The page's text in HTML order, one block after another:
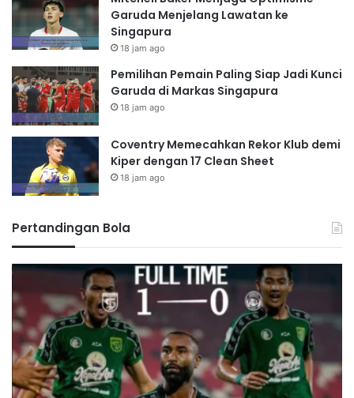
Garuda Menjelang Lawatan ke
Singapura
18 jam ago
Pemilihan Pemain Paling Siap Jadi Kunci
Garuda di Markas Singapura
18 jam ago
Coventry Memecahkan Rekor Klub demi
Kiper dengan 17 Clean Sheet
18 jam ago
Pertandingan Bola